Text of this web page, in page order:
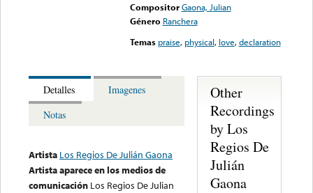
Compositor Gaona, Julian
Género Ranchera
Temas praise, physical, love,declaration
Detalles
Imagenes
Notas
Artista Los Regios De Julián Gaona
Artista aparece en los medios de
comunicación Los Regios De Julian
Other
Recordings
by Los
Regios De
Julián
Gaona